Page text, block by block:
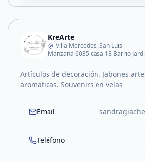
KreArte
Villa Mercedes, San Luis
Manzana 6035 casa 18 Barrio
Artículos de decoración. Jabones
aromaticas. Souvenirs en velas
Email
Teléfono